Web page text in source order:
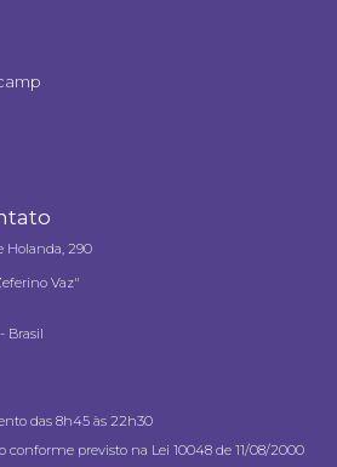
Holanda, 290
Vaz"
Brasil
das 8h45 às 22h30
conforme previsto na Lei 10048 de 11/08/2000